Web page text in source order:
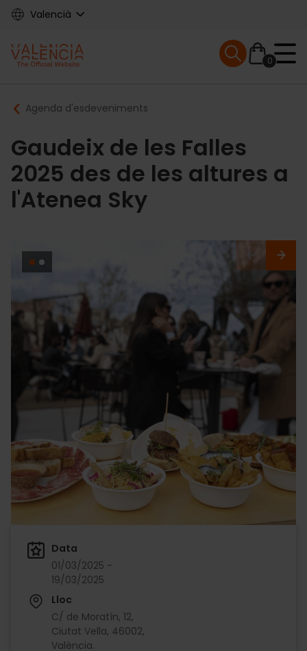
Skip
content
Valencià
Main
navigation
0
Mobile menu
Breadcrumb
Agenda d'esdeveniments
Gaudeix de les Falles
2025 des de les altures a
l'Atenea Sky
Data
01/03/2025 -
19/03/2025
Lloc
C/ de Moratín, 12,
Ciutat Vella, 46002,
València.